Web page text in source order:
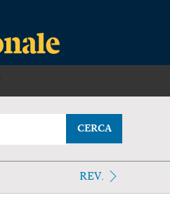
CERCA
REV.